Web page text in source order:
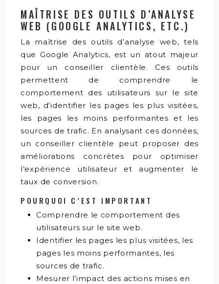
MAÎTRISE DES OUTILS D’ANALYSE
WEB (GOOGLE ANALYTICS, ETC.)
La maîtrise des outils d’analyse web, tels
que Google Analytics, est un atout majeur
pour un conseiller clientèle. Ces outils
permettent de comprendre le
comportement des utilisateurs sur le site
web, d’identifier les pages les plus visitées,
les pages les moins performantes et les
sources de trafic. En analysant ces données,
un conseiller clientèle peut proposer des
améliorations concrètes pour optimiser
l’expérience utilisateur et augmenter le
taux de conversion.
POURQUOI C’EST IMPORTANT
Comprendre le comportement des
utilisateurs sur le site web.
Identifier les pages les plus visitées, les
pages les moins performantes, les
sources de trafic.
Mesurer l’impact des actions mises en